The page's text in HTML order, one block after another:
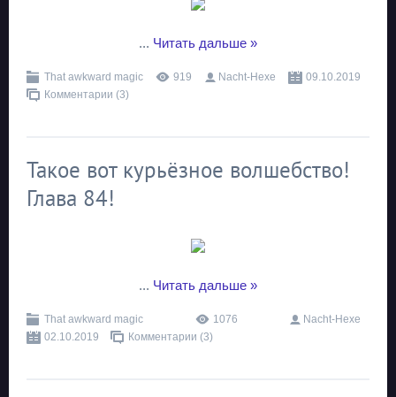
... Читать дальше »
That awkward magic 919 Nacht-Hexe
09.10.2019
Комментарии (3)
Такое вот курьёзное волшебство!
Глава 84!
... Читать дальше »
That awkward magic 1076
Nacht-Hexe
02.10.2019
Комментарии (3)